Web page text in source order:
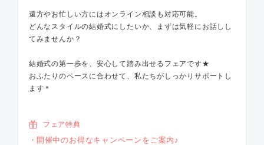
遠方やお忙しい方にはオンライン相談も対応可能。
どんなスタイルの結婚式にしたいか、まずは気軽にお話しし
てみませんか？
結婚式の第一歩を、安心して踏み出せるフェアです★
おふたりのペースに合わせて、私たちがしっかりサポートし
ます＊
フェア特典
開催中のお得なキャンペーンをご案内♪